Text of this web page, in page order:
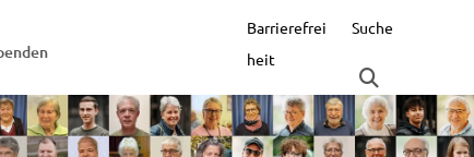
Barrierefrei
heit
Suche